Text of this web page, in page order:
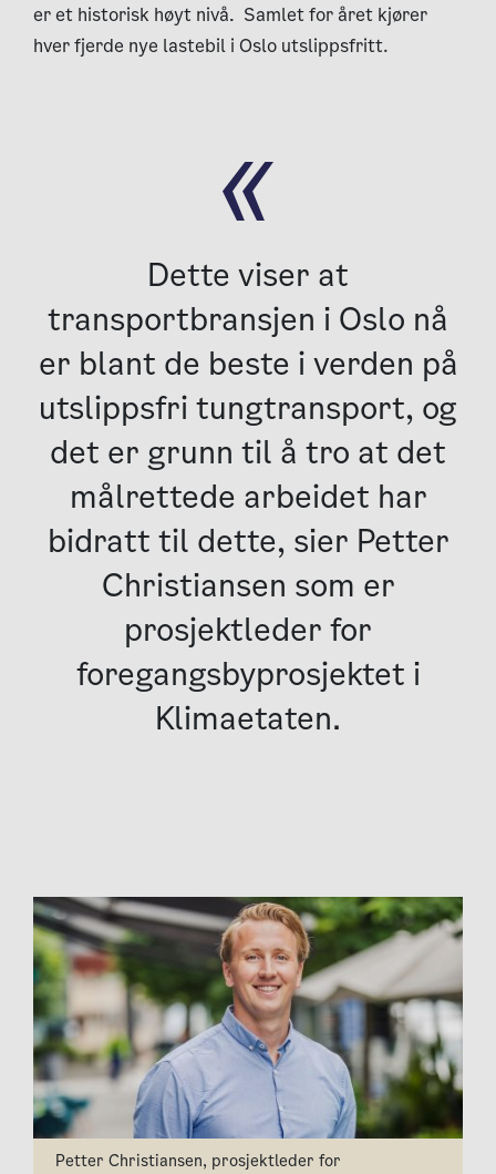
er et historisk høyt nivå. Samlet for året kjører
hver fjerde nye lastebil i Oslo utslippsfritt.
Dette viser at
transportbransjen i Oslo nå
er blant de beste i verden på
utslippsfri tungtransport, og
det er grunn til å tro at det
målrettede arbeidet har
bidratt til dette, sier Petter
Christiansen som er
prosjektleder for
foregangsbyprosjektet i
Klimaetaten.
Petter Christiansen, prosjektleder for